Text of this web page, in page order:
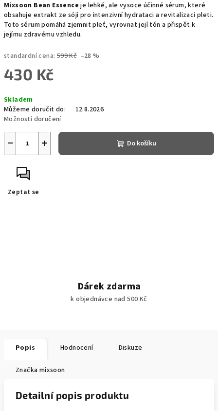
Mixsoon Bean Essenceje lehké, ale vysoce účinné sérum, které
obsahuje extrakt ze sóji pro intenzivní hydrataci a revitalizaci pleti.
Toto sérum pomáhá zjemnit pleť, vyrovnat její tón a přispět k
jejímu zdravému vzhledu.
standardní cena: 599 Kč –28 %
430 Kč
cena:
Skladem
Můžeme doručit do:
12.8.2026
Možnosti doručení
+
− Do košíku
Zeptat se
Dárek zdarma
k objednávce nad 500 Kč
Popis Hodnocení Diskuze
Značka mixsoon
Detailní popis produktu